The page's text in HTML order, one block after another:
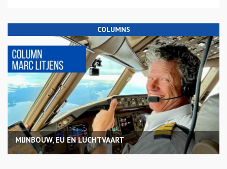
COLUMNS
MIJNBOUW, EU EN LUCHTVAART